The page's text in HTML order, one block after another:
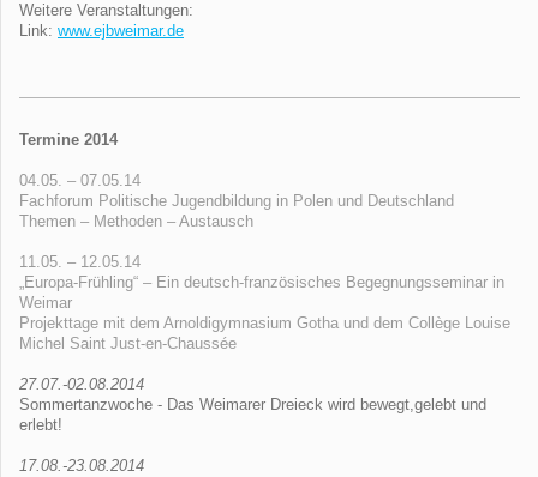
Weitere Veranstaltungen:
Link: www.ejbweimar.de
Termine 2014
04.05. – 07.05.14
Fachforum Politische Jugendbildung in Polen und Deutschland
Themen – Methoden – Austausch
11.05. – 12.05.14
„Europa-Frühling“ – Ein deutsch-französisches Begegnungsseminar in
Weimar
Projekttage mit dem Arnoldigymnasium Gotha und dem Collège Louise
Michel Saint Just-en-Chaussée
27.07.-02.08.2014
Sommertanzwoche - Das Weimarer Dreieck wird bewegt,gelebt und
erlebt!
17.08.-23.08.2014